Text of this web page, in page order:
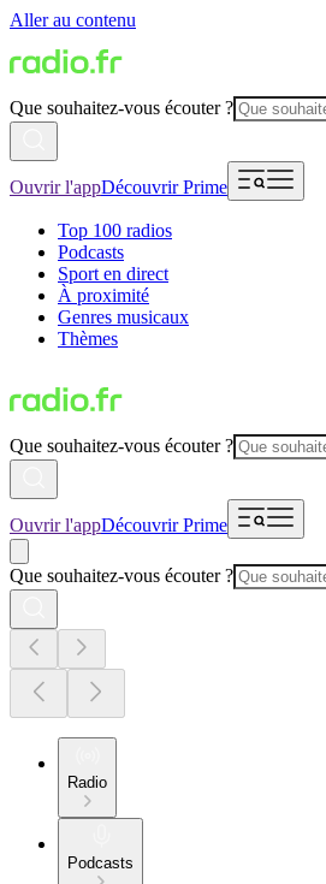
Aller au contenu
Que souhaitez-vous écouter ?
Ouvrir l'appDécouvrir Prime
Top 100 radios
Podcasts
Sport en direct
À proximité
Genres musicaux
Thèmes
Que souhaitez-vous écouter ?
Ouvrir l'appDécouvrir Prime
Que souhaitez-vous écouter ?
Radio
Podcasts